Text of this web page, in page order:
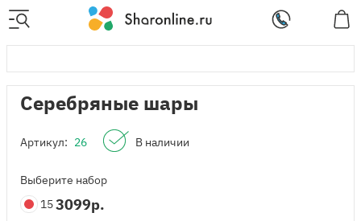
Серебряные шары
Артикул: 26 В наличии
Выберите набор
153099р.